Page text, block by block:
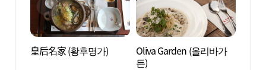
皇后名家 (황후명가)
Oliva Garden (올리바가
든)